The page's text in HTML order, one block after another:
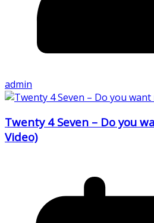
admin
Twenty 4 Seven – Do you
Video)